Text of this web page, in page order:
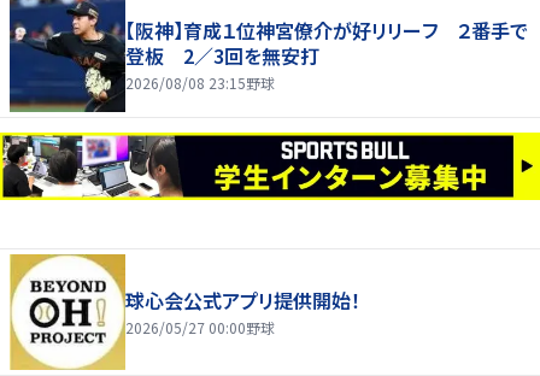
【阪神】育成１位神宮僚介が好リリーフ ２番手で
登板 2／3回を無安打
2026/08/08 23:15野球
球心会公式アプリ提供開始！
2026/05/27 00:00野球